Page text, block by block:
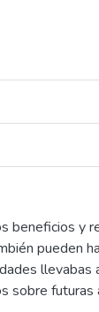
beneficios y
pueden
llevabas
sobre futuras